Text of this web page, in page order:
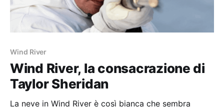
Wind River
Wind River, la consacrazione di
Taylor Sheridan
La neve in Wind River è così bianca che sembra